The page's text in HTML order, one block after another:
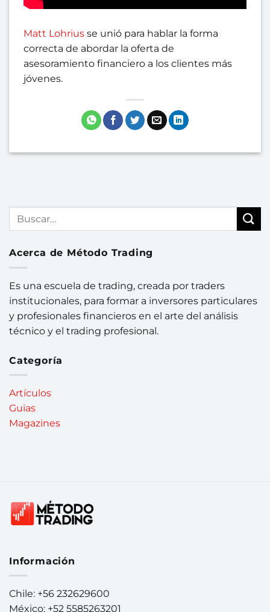
Matt Lohrius se unió para hablar la forma
correcta de abordar la oferta de
asesoramiento financiero a los clientes más
jóvenes.
Acerca de Método Trading
Es una escuela de trading, creada por traders
institucionales, para formar a inversores particulares
y profesionales financieros en el arte del análisis
técnico y el trading profesional.
Categoría
Artículos
Guias
Magazines
Información
Chile: +56 232629600
México: +52 5585263201